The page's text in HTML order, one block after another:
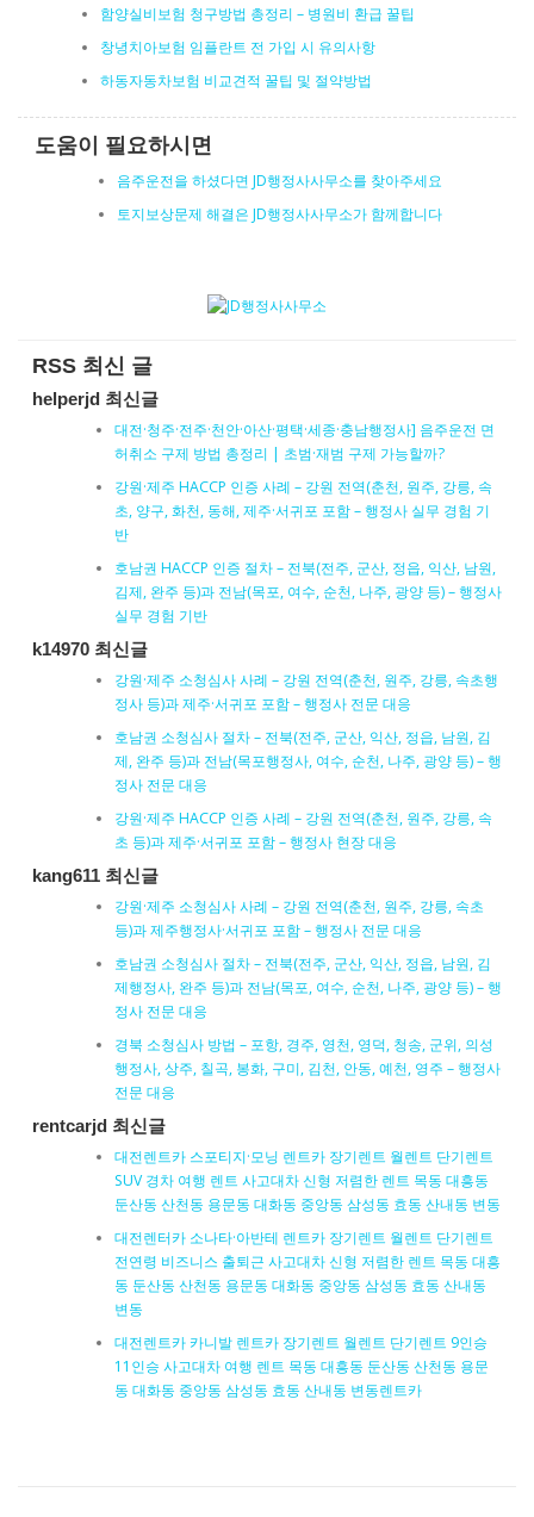
함양실비보험 청구방법 총정리 – 병원비 환급 꿀팁
창녕치아보험 임플란트 전 가입 시 유의사항
하동자동차보험 비교견적 꿀팁 및 절약방법
도움이 필요하시면
음주운전을 하셨다면 JD행정사사무소를 찾아주세요
토지보상문제 해결은 JD행정사사무소가 함께합니다
RSS 최신 글
helperjd 최신글
대전·청주·전주·천안·아산·평택·세종·충남행정사] 음주운전 면
허취소 구제 방법 총정리 | 초범·재범 구제 가능할까?
강원·제주 HACCP 인증 사례 – 강원 전역(춘천, 원주, 강릉, 속
초, 양구, 화천, 동해, 제주·서귀포 포함 – 행정사 실무 경험 기
반
호남권 HACCP 인증 절차 – 전북(전주, 군산, 정읍, 익산, 남원,
김제, 완주 등)과 전남(목포, 여수, 순천, 나주, 광양 등) – 행정사
실무 경험 기반
k14970 최신글
강원·제주 소청심사 사례 – 강원 전역(춘천, 원주, 강릉, 속초행
정사 등)과 제주·서귀포 포함 – 행정사 전문 대응
호남권 소청심사 절차 – 전북(전주, 군산, 익산, 정읍, 남원, 김
제, 완주 등)과 전남(목포행정사, 여수, 순천, 나주, 광양 등) – 행
정사 전문 대응
강원·제주 HACCP 인증 사례 – 강원 전역(춘천, 원주, 강릉, 속
초 등)과 제주·서귀포 포함 – 행정사 현장 대응
kang611 최신글
강원·제주 소청심사 사례 – 강원 전역(춘천, 원주, 강릉, 속초
등)과 제주행정사·서귀포 포함 – 행정사 전문 대응
호남권 소청심사 절차 – 전북(전주, 군산, 익산, 정읍, 남원, 김
제행정사, 완주 등)과 전남(목포, 여수, 순천, 나주, 광양 등) – 행
정사 전문 대응
경북 소청심사 방법 – 포항, 경주, 영천, 영덕, 청송, 군위, 의성
행정사, 상주, 칠곡, 봉화, 구미, 김천, 안동, 예천, 영주 – 행정사
전문 대응
rentcarjd 최신글
대전렌트카 스포티지·모닝 렌트카 장기렌트 월렌트 단기렌트
SUV 경차 여행 렌트 사고대차 신형 저렴한 렌트 목동 대흥동
둔산동 산천동 용문동 대화동 중앙동 삼성동 효동 산내동 변동
대전렌터카 소나타·아반테 렌트카 장기렌트 월렌트 단기렌트
전연령 비즈니스 출퇴근 사고대차 신형 저렴한 렌트 목동 대흥
동 둔산동 산천동 용문동 대화동 중앙동 삼성동 효동 산내동
변동
대전렌트카 카니발 렌트카 장기렌트 월렌트 단기렌트 9인승
11인승 사고대차 여행 렌트 목동 대흥동 둔산동 산천동 용문
동 대화동 중앙동 삼성동 효동 산내동 변동렌트카